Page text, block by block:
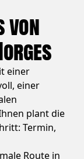
von
einer
einer
plant die
Termin,
Route in